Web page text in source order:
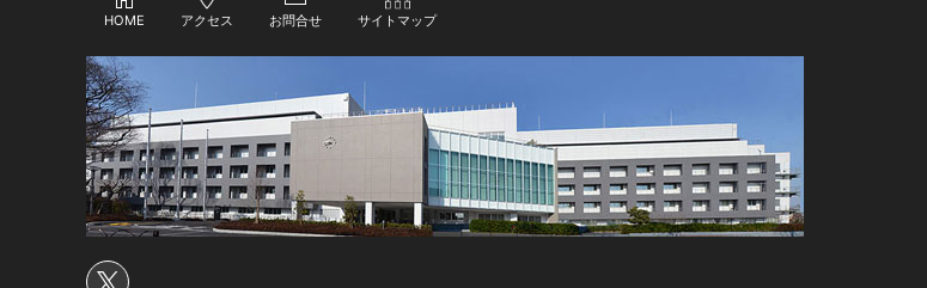
HOME アクセス お問合せ サイトマップ